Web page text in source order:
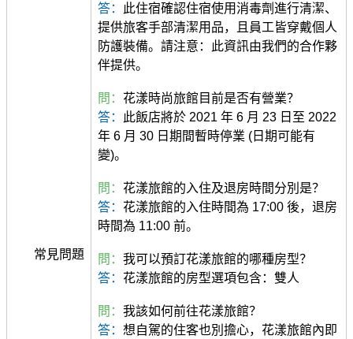
常見問題
答：
此住宿確認住宿使用消毒劑進行清潔、
提供旅客手部清潔用品，且員工皆穿戴個人
防護裝備。請注意：此資訊由我們的合作夥
伴提供。
問： 花漾時尚旅館目前是否有營業？
答：
此飯店將於 2021 年 6 月 23 日至 2022
年 6 月 30 日期間暫時停業 (日期可能有
變)。
問： 花漾旅館的入住及退房時間分別是？
答： 花漾旅館的入住時間為 17:00 後，退房
時間為 11:00 前。
問： 我可以預訂花漾旅館的哪種房型？
答： 花漾旅館的房型選項包含：雙人
問： 我該如何前往花漾旅館？
答： 想自駕的住客也別擔心，花漾旅館內即